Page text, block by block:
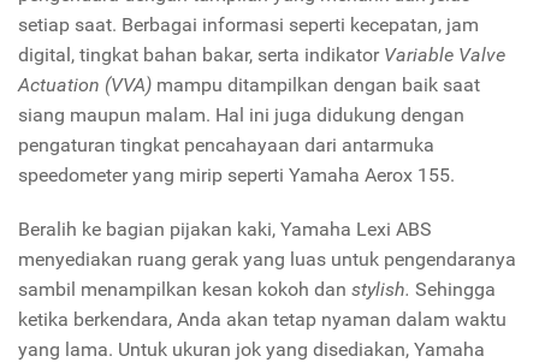
setiap saat. Berbagai informasi seperti kecepatan, jam
digital, tingkat bahan bakar, serta indikator Variable Valve
Actuation (VVA) mampu ditampilkan dengan baik saat
siang maupun malam. Hal ini juga didukung dengan
pengaturan tingkat pencahayaan dari antarmuka
speedometer yang mirip seperti Yamaha Aerox 155.
Beralih ke bagian pijakan kaki, Yamaha Lexi ABS
menyediakan ruang gerak yang luas untuk pengendaranya
sambil menampilkan kesan kokoh dan stylish. Sehingga
ketika berkendara, Anda akan tetap nyaman dalam waktu
yang lama. Untuk ukuran jok yang disediakan, Yamaha